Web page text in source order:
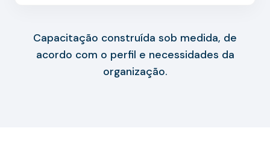
Capacitação construída sob medida, de
acordo com o perfil e necessidades da
organização.